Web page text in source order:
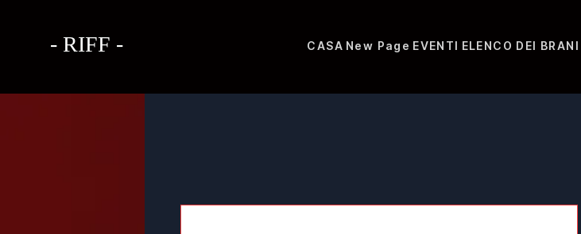
- RIFF - CASA New Page EVENTI ELENCO DEI BRANI